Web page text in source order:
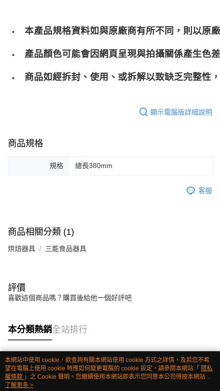
本產品規格資料如與原廠商有所不同，則以原
產品顏色可能會因網頁呈現與拍攝關係產生色
商品如經拆封、使用、或拆解以致缺乏完整性
顯示電腦版詳細說明
商品規格
規格 總長380mm
客服
商品相關分類 (1)
烘焙器具 三能食品器具
評價
喜歡這個商品嗎？購買後給他一個好評吧
本分類熱銷全站排行
熱門標籤
本網站中使用 cookie，欲查詢有關本網站使用 cookie 方式之詳情，及若您不希
望在電腦上使用 cookie 時應如何變更電腦的 cookie 設定，請參閱本網站「 隱私
權條款 」之 Cookie 聲明。您繼續使用本網站即表示您同意本公司得按本網站使
用條款之 Cookie 聲明使用 cookie。
了解更多 >